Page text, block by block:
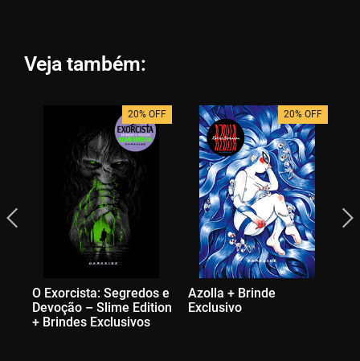
Veja também:
20% OFF
O Exorcista: Segredos e
Devoção – Slime Edition
+ Brindes Exclusivos
20% OFF
Azolla + Brinde
Exclusivo